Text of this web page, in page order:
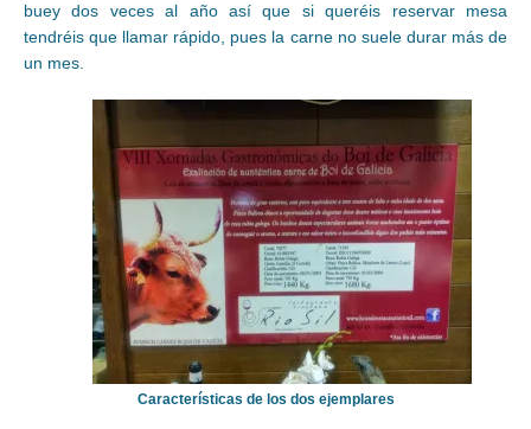
buey dos veces al año así que si queréis reservar mesa
tendréis que llamar rápido, pues la carne no suele durar más de
un mes.
Características de los dos ejemplares